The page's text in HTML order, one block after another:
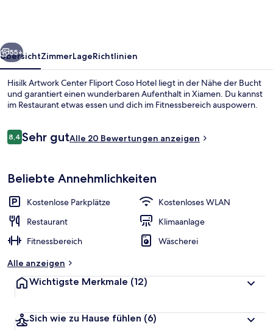
Außenbereich
Weiter
55+
ÜbersichtZimmerLageRichtlinien
Hisilk Artwork Center Fliport Coso Hotel liegt in der Nähe der Bucht
und garantiert einen wunderbaren Aufenthalt in Xiamen. Du kannst
im Restaurant etwas essen und dich im Fitnessbereich auspowern.
Bewertungen
8,48,4 von 10.
Sehr gutAlle 20 Bewertungen anzeigen
Beliebte Annehmlichkeiten
Kostenlose Parkplätze
Kostenloses WLAN
Restaurant
Klimaanlage
Fitnessbereich
Wäscherei
Alle anzeigen
Wichtigste Merkmale (12)
Sich wie zu Hause fühlen (6)